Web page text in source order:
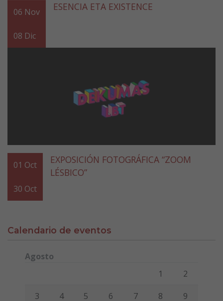
06 Nov
08 Dic
ESENCIA ETA EXISTENCE
01 Oct
30 Oct
EXPOSICIÓN FOTOGRÁFICA “ZOOM
LÉSBICO”
Calendario de eventos
Agosto
Viernes Sábado
1 2
3 4 5 6 7 8 9